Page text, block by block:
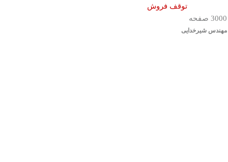
توقف فروش
3000 صفحه
مهندس شیرخدایی